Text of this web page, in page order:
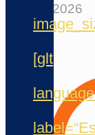
[glt
12. Mai 2026